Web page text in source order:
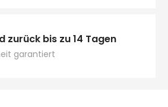
zurück bis zu 14 Tagen
garantiert